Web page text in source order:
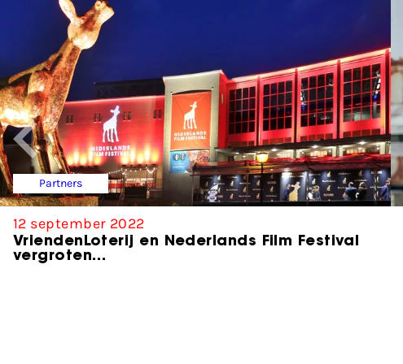
Partners
12 september 2022
VriendenLoterij en Nederlands Film Festival
vergroten…